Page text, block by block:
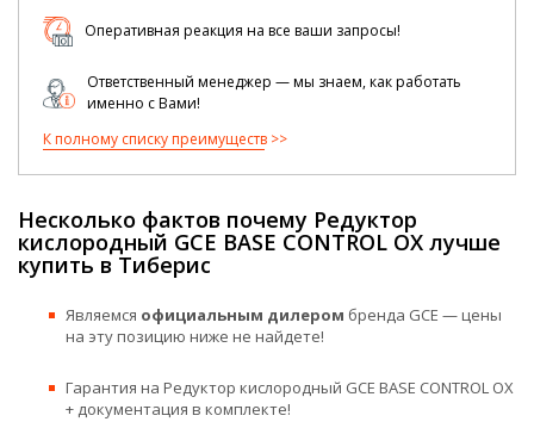
Оперативная реакция на все ваши запросы!
Ответственный менеджер — мы знаем, как работать
именно с Вами!
К полному списку преимуществ
Несколько фактов почему Редуктор
кислородный GCE BASE CONTROL OX лучше
купить в Тиберис
Являемся официальным дилером бренда GCE — цены
на эту позицию ниже не найдете!
Гарантия на Редуктор кислородный GCE BASE CONTROL OX
+ документация в комплекте!